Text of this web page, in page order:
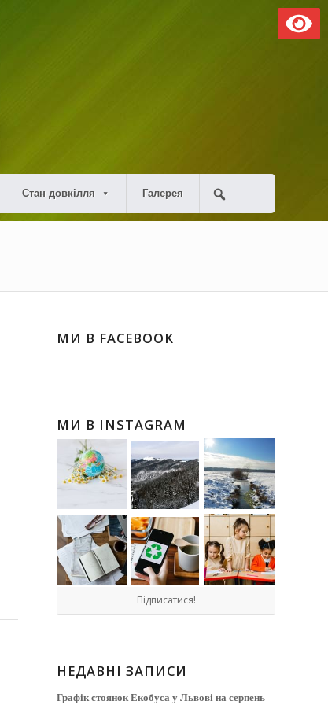
Стан довкілля Галерея
МИ В FACEBOOK
МИ В INSTAGRAM
Підписатися!
НЕДАВНІ ЗАПИСИ
Графік стоянок Екобуса у Львові на серпень